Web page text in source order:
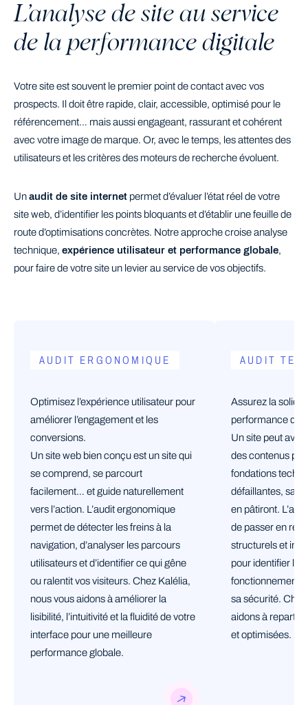
L’analyse de site au service
de la performance digitale
Votre site est souvent le premier point de contact avec vos
prospects. Il doit être rapide, clair, accessible, optimisé pour le
référencement… mais aussi engageant, rassurant et cohérent
avec votre image de marque. Or, avec le temps, les attentes des
utilisateurs et les critères des moteurs de recherche évoluent.
Unaudit de site internet permet d’évaluer l’état réel de votre
site web, d’identifier les points bloquants et d’établir une feuille de
route d’optimisations concrètes. Notre approche croise analyse
technique, expérience utilisateur et performance globale,
pour faire de votre site un levier au service de vos objectifs.
AUDIT ERGONOMIQUE
Optimisez l’expérience utilisateur pour
améliorer l’engagement et les
conversions.
Un site web bien conçu est un site qui
se comprend, se parcourt
facilement… et guide naturellement
vers l’action. L’audit ergonomique
permet de détecter les freins à la
navigation, d’analyser les parcours
utilisateurs et d’identifier ce qui gêne
ou ralentit vos visiteurs. Chez Kalélia,
nous vous aidons à améliorer la
lisibilité, l’intuitivité et la fluidité de votre
interface pour une meilleure
performance globale.
AUDIT
Assurez la
performance de
Un site peut
des contenus
fondations
défaillantes, sa
en pâtiront.
de passer en
structurels et
pour identifier les
fonctionnement,
sa sécurité.
aidons à repartir
et optimisées.